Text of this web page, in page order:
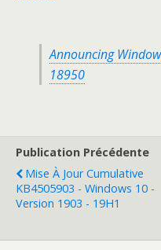
Announcing
18950
Publication Précédente
Mise À Jour Cumulative
KB4505903 - Windows 10 -
Version 1903 - 19H1